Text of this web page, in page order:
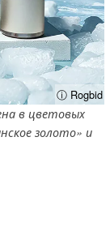
ⓘ Rogbid
в цветовых
золото» и